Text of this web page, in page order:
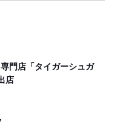
門店「タイガーシュガ
店